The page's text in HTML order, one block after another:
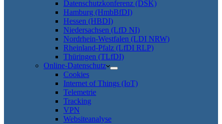
Datenschutzkonferenz (DSK)
Hamburg (HmbBfDI)
Hessen (HBDI)
Niedersachsen (LfD NI)
Nordrhein-Westfalen (LDI NRW)
Rheinland-Pfalz (LfDI RLP)
Thüringen (TLfDI)
Online-Datenschutz
Cookies
Internet of Things (IoT)
Telemetrie
Tracking
VPN
Websiteanalyse